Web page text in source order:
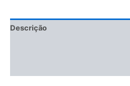
Descrição